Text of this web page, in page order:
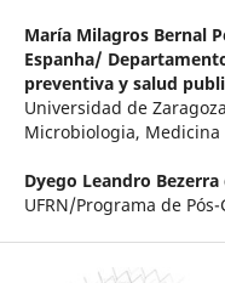
María Milagros Bernal
Espanha/
preventiva y salud
Universidad de
Microbiologia,
Dyego Leandro Bezerra
UFRN/Programa de